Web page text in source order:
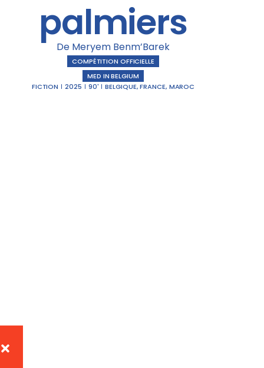
palmiers
De Meryem Benm’Barek
COMPÉTITION OFFICIELLE
MED IN BELGIUM
FICTION
2025 90' BELGIQUE,FRANCE, MAROC